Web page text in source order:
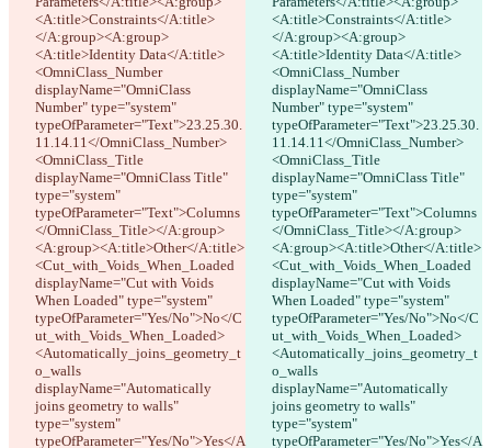
<A:title>Constraints</A:title>
</A:group><A:group>
<A:title>Identity Data</A:title>
<OmniClass_Number
displayName="OmniClass
Number" type="system"
typeOfParameter="Text">23.25.30.
11.14.11</OmniClass_Number>
<OmniClass_Title
displayName="OmniClass Title"
type="system"
typeOfParameter="Text">Columns
</OmniClass_Title></A:group>
<A:group><A:title>Other</A:title>
<Cut_with_Voids_When_Loaded
displayName="Cut with Voids
When Loaded" type="system"
typeOfParameter="Yes/No">No</C
ut_with_Voids_When_Loaded>
<Automatically_joins_geometry_t
o_walls
displayName="Automatically
joins geometry to walls"
type="system"
typeOfParameter="Yes/No">Yes</A
<A:title>Constraints</A:title>
</A:group><A:group>
<A:title>Identity Data</A:title>
<OmniClass_Number
displayName="OmniClass
Number" type="system"
typeOfParameter="Text">23.25.30.
11.14.11</OmniClass_Number>
<OmniClass_Title
displayName="OmniClass Title"
type="system"
typeOfParameter="Text">Columns
</OmniClass_Title></A:group>
<A:group><A:title>Other</A:title>
<Cut_with_Voids_When_Loaded
displayName="Cut with Voids
When Loaded" type="system"
typeOfParameter="Yes/No">No</C
ut_with_Voids_When_Loaded>
<Automatically_joins_geometry_t
o_walls
displayName="Automatically
joins geometry to walls"
type="system"
typeOfParameter="Yes/No">Yes</A
繁體中文
한국어